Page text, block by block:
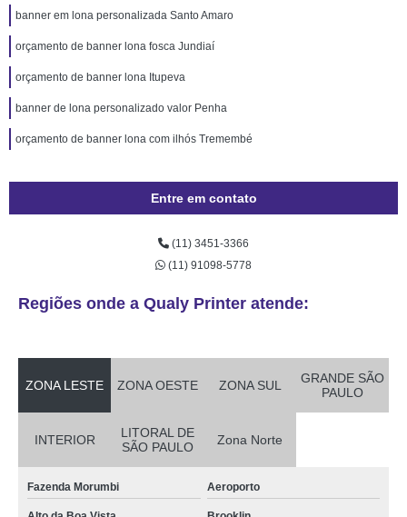
banner em lona personalizada Santo Amaro
orçamento de banner lona fosca Jundiaí
orçamento de banner lona Itupeva
banner de lona personalizado valor Penha
orçamento de banner lona com ilhós Tremembé
Entre em contato
(11) 3451-3366
(11) 91098-5778
Regiões onde a Qualy Printer atende:
ZONA LESTE ZONA OESTE ZONA SUL
GRANDE SÃO
PAULO
INTERIOR
LITORAL DE
SÃO PAULO
Zona Norte
Fazenda Morumbi Aeroporto